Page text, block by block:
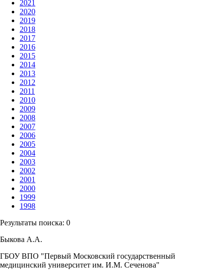
2021
2020
2019
2018
2017
2016
2015
2014
2013
2012
2011
2010
2009
2008
2007
2006
2005
2004
2003
2002
2001
2000
1999
1998
Результаты поиска: 0
Быкова А.А.
ГБОУ ВПО "Первый Московский государственный
медицинский университет им. И.М. Сеченова"